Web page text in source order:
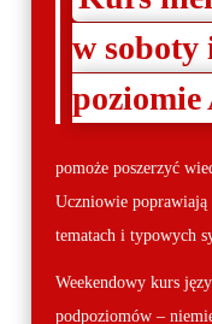
w soboty
poziomie
pomoże poszerzyć
Uczniowie
tematach i typowych
Weekendowy kurs
podpoziomów –